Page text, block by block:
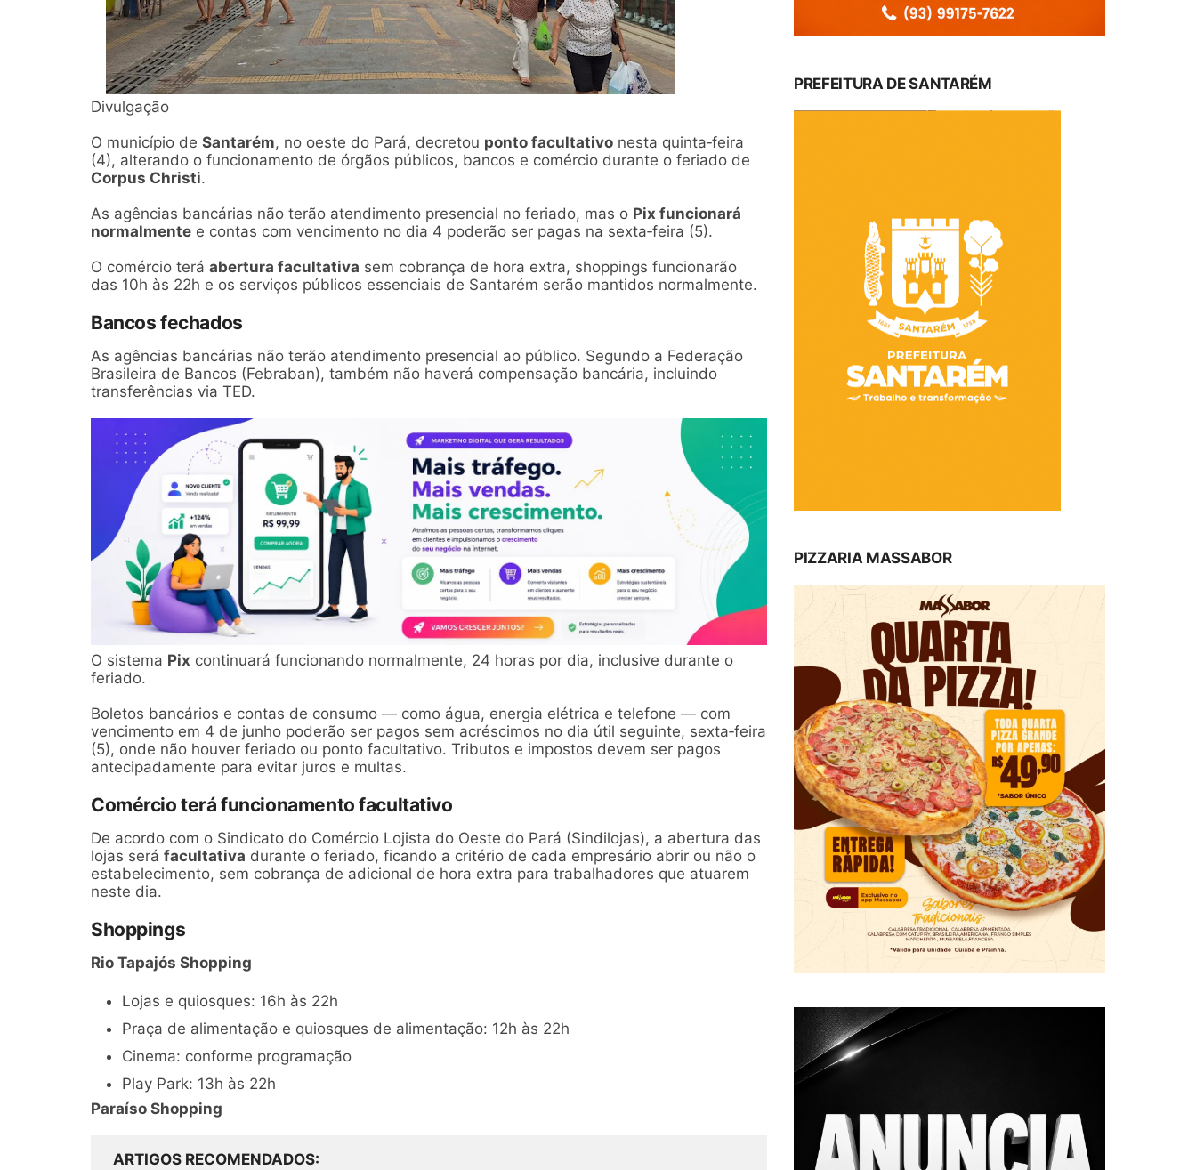
Divulgação
O município de Santarém, no oeste do Pará, decretou ponto facultativo nesta quinta‑feira
(4), alterando o funcionamento de órgãos públicos, bancos e comércio durante o feriado de
Corpus Christi.
As agências bancárias não terão atendimento presencial no feriado, mas o Pix funcionará
normalmente e contas com vencimento no dia 4 poderão ser pagas na sexta‑feira (5).
O comércio terá abertura facultativa sem cobrança de hora extra, shoppings funcionarão
das 10h às 22h e os serviços públicos essenciais de Santarém serão mantidos normalmente.
Bancos fechados
As agências bancárias não terão atendimento presencial ao público. Segundo a Federação
Brasileira de Bancos (Febraban), também não haverá compensação bancária, incluindo
transferências via TED.
O sistema Pix continuará funcionando normalmente, 24 horas por dia, inclusive durante o
feriado.
Boletos bancários e contas de consumo — como água, energia elétrica e telefone — com
vencimento em 4 de junho poderão ser pagos sem acréscimos no dia útil seguinte, sexta‑feira
(5), onde não houver feriado ou ponto facultativo. Tributos e impostos devem ser pagos
antecipadamente para evitar juros e multas.
Comércio terá funcionamento facultativo
De acordo com o Sindicato do Comércio Lojista do Oeste do Pará (Sindilojas), a abertura das
lojas será facultativa durante o feriado, ficando a critério de cada empresário abrir ou não o
estabelecimento, sem cobrança de adicional de hora extra para trabalhadores que atuarem
neste dia.
Shoppings
Rio Tapajós Shopping
Lojas e quiosques: 16h às 22h
Praça de alimentação e quiosques de alimentação: 12h às 22h
Cinema: conforme programação
Play Park: 13h às 22h
Paraíso Shopping
ARTIGOS RECOMENDADOS
PREFEITURA DE SANTARÉM
PIZZARIA MASSABOR